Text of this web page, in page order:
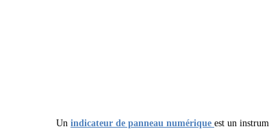
Un indicateur de panneau numérique est un